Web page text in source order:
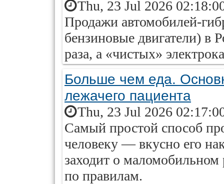
Thu, 23 Jul 2026
Продажи автомобилей-
бензиновые двигатели) в
раза, а «чистых»
Больше чем еда.
лежачего пациента
Thu, 23 Jul 2026
Самый простой способ
человеку — вкусно его
заходит о маломобильном
по правилам.